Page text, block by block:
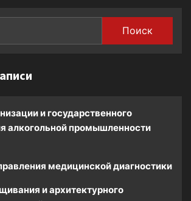
Поиск
и государственного
алкогольной промышленности
медицинской диагностики
и архитектурного